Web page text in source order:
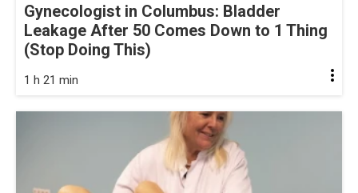
Gynecologist in Columbus: Bladder
Leakage After 50 Comes Down to 1 Thing
(Stop Doing This)
1 h 21 min